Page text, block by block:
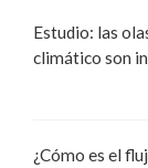
Estudio: las
climático son
¿Cómo es el